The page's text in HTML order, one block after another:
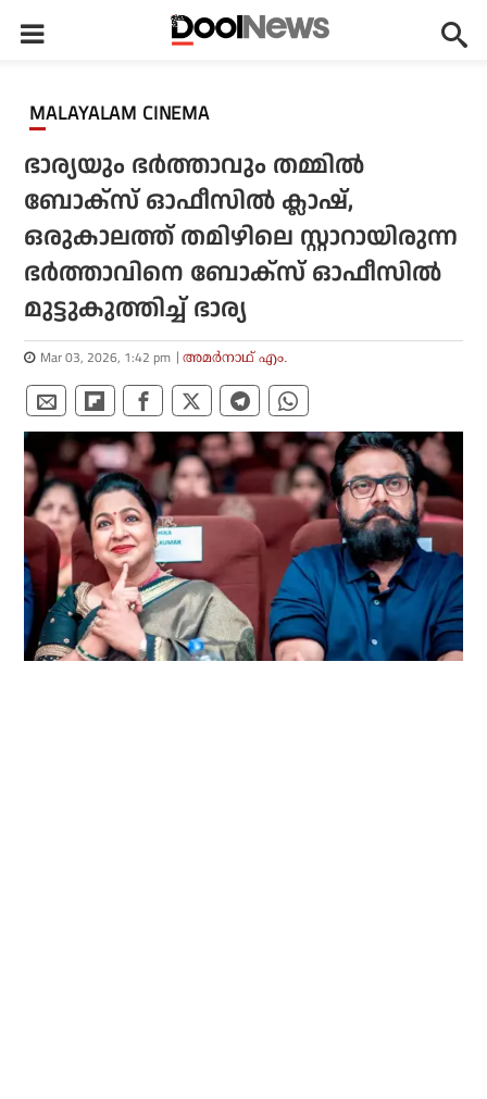
MALAYALAM CINEMA
ഭാര്യയും ഭര്‍ത്താവും തമ്മില്‍
ബോക്‌സ് ഓഫീസില്‍ ക്ലാഷ്,
ഒരുകാലത്ത് തമിഴിലെ സ്റ്റാറായിരുന്ന
ഭര്‍ത്താവിനെ ബോക്‌സ് ഓഫീസില്‍
മുട്ടുകുത്തിച്ച് ഭാര്യ
Mar 03, 2026, 1:42 pm അമര്‍നാഥ് എം.